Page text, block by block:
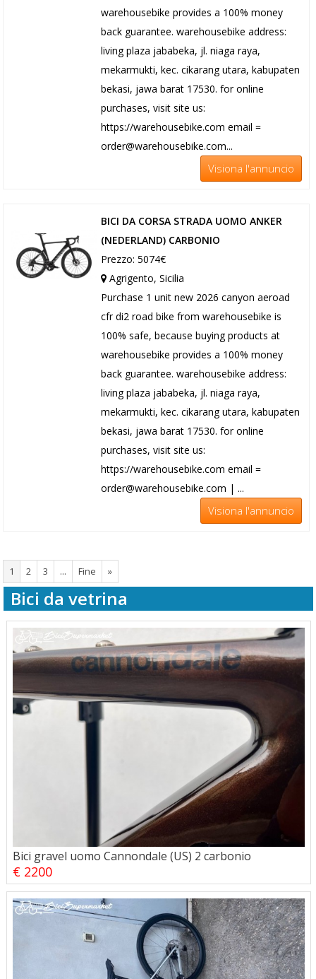
warehousebike provides a 100% money
back guarantee. warehousebike address:
living plaza jababeka, jl. niaga raya,
mekarmukti, kec. cikarang utara, kabupaten
bekasi, jawa barat 17530. for online
purchases, visit site us:
https://warehousebike.com email =
order@warehousebike.com...
Visiona l'annuncio
BICI DA CORSA STRADA UOMO ANKER
(NEDERLAND) CARBONIO
Prezzo: 5074€
Agrigento, Sicilia
Purchase 1 unit new 2026 canyon aeroad
cfr di2 road bike from warehousebike is
100% safe, because buying products at
warehousebike provides a 100% money
back guarantee. warehousebike address:
living plaza jababeka, jl. niaga raya,
mekarmukti, kec. cikarang utara, kabupaten
bekasi, jawa barat 17530. for online
purchases, visit site us:
https://warehousebike.com email =
order@warehousebike.com | ...
Visiona l'annuncio
1 2 3 ... Fine »
Bici da vetrina
Bici gravel uomo Cannondale (US) 2 carbonio
€ 2200